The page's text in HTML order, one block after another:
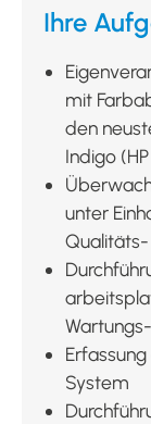
Ihre
mit
den
Indigo
unter
System